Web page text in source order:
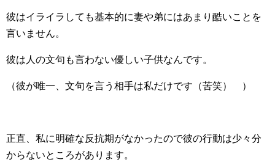
彼はイライラしても基本的に妻や弟にはあまり酷いことを
言いません。
彼は人の文句も言わない優しい子供なんです。
（彼が唯一、文句を言う相手は私だけです（苦笑） ）
正直、私に明確な反抗期がなかったので彼の行動は少々分
からないところがあります。